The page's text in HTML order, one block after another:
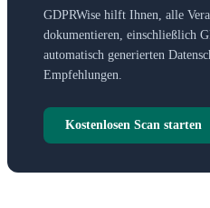
GDPRWise hilft Ihnen, alle
dokumentieren, einschließlich
automatisch generierten
Empfehlungen.
Kostenlosen Scan starten